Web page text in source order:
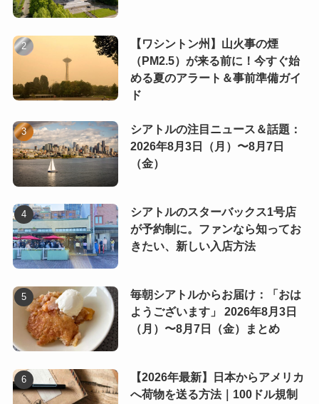
【ワシントン州】山火事の煙
（PM2.5）が来る前に！今すぐ始
める夏のアラート＆事前準備ガイ
ド
シアトルの注目ニュース＆話題：
2026年8月3日（月）〜8月7日
（金）
シアトルのスターバックス1号店
が予約制に。ファンなら知ってお
きたい、新しい入店方法
毎朝シアトルからお届け：「おは
ようございます」 2026年8月3日
（月）〜8月7日（金）まとめ
【2026年最新】日本からアメリカ
へ荷物を送る方法｜100ドル規制